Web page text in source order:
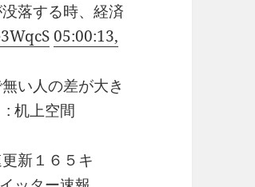
落する時、経済
05:00:13,
い人の差が大き
: 机上空間
新１６５キ